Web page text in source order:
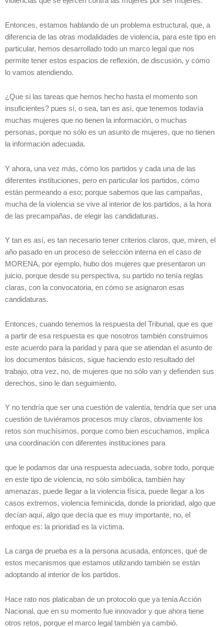
Entonces, estamos hablando de un problema estructural, que, a
diferencia de las otras modalidades de violencia, para este tipo en
particular, hemos desarrollado todo un marco legal que nos
permite tener estos espacios de reflexión, de discusión, y cómo
lo vamos atendiendo.
¿Que si las tareas que hemos hecho hasta el momento son
insuficientes? pues sí, o sea, tan es así, que tenemos todavía
muchas mujeres que no tienen la información, o muchas
personas, porque no sólo es un asunto de mujeres, que no tienen
la información adecuada.
Y ahora, una vez más, cómo los partidos y cada una de las
diferentes instituciones, pero en particular los partidos, cómo
están permeando a eso; porque sabemos que las campañas,
mucha de la violencia se vive al interior de los partidos, a la hora
de las precampañas, de elegir las candidaturas.
Y tan es así, es tan necesario tener criterios claros, que, miren, el
año pasado en un proceso de selección interna en el caso de
MORENA, por ejemplo, hubo dos mujeres que presentaron un
juicio, porque desde su perspectiva, su partido no tenía reglas
claras, con la convocatoria, en cómo se asignaron esas
candidaturas.
Entonces, cuando tenemos la respuesta del Tribunal, que es que
a partir de esa respuesta es que nosotros también construimos
este acuerdo para la paridad y para que se atiendan el asunto de
los documentos básicos, sigue haciendo esto resultado del
trabajo, otra vez, no, de mujeres que no sólo van y defienden sus
derechos, sino le dan seguimiento.
Y no tendría que ser una cuestión de valentía, tendría que ser una
cuestión de tuviéramos procesos muy claros, obviamente los
retos son muchísimos, porque como bien escuchamos, implica
una coordinación con diferentes instituciones para
que le podamos dar una respuesta adecuada, sobre todo, porque
en este tipo de violencia, no sólo simbólica, también hay
amenazas, puede llegar a la violencia física, puede llegar a los
casos extremos, violencia feminicida, donde la prioridad, algo que
decían aquí, algo que decía que es muy importante, no, el
enfoque es: la prioridad es la víctima.
La carga de prueba es a la persona acusada, entonces, qué de
estos mecanismos que estamos utilizando también se están
adoptando al interior de los partidos.
Hace rato nos platicaban de un protocolo que ya tenía Acción
Nacional, que en su momento fue innovador y que ahora tiene
otros retos, porque el marco legal también ya cambió.